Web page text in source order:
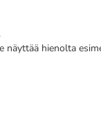
näyttää hienolta